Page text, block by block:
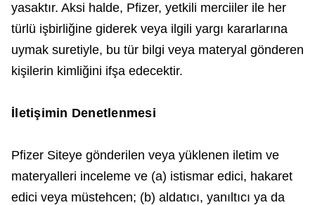
yasaktır. Aksi halde, Pfizer, yetkili merciiler ile her
türlü işbirliğine giderek veya ilgili yargı kararlarına
uymak suretiyle, bu tür bilgi veya materyal gönderen
kişilerin kimliğini ifşa edecektir.
İletişimin Denetlenmesi
Pfizer Siteye gönderilen veya yüklenen iletim ve
materyalleri inceleme ve (a) istismar edici, hakaret
edici veya müstehcen; (b) aldatıcı, yanıltıcı ya da